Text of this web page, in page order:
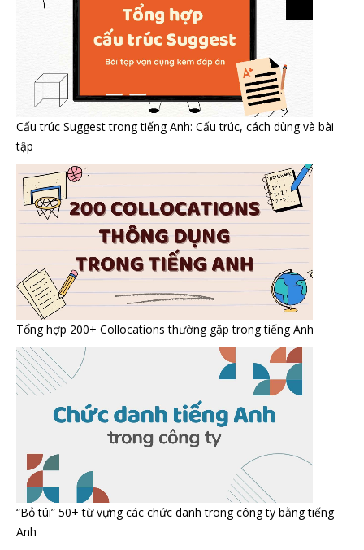
Cấu trúc Suggest trong tiếng Anh: Cấu trúc, cách dùng và bài
tập
Tổng hợp 200+ Collocations thường gặp trong tiếng Anh
“Bỏ túi” 50+ từ vựng các chức danh trong công ty bằng tiếng
Anh